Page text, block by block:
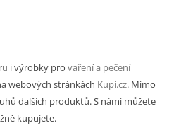
i výrobky pro vaření a pečení
webových stránkách Kupi.cz. Mimo
dalších produktů. S námi můžete
kupujete.